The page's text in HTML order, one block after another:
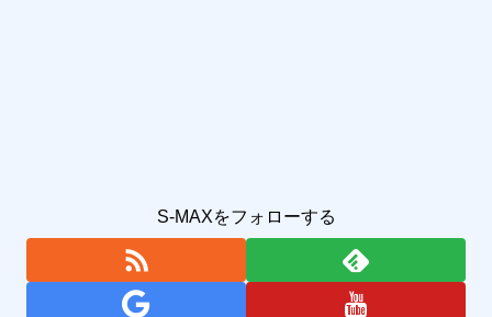
S-MAXをフォローする